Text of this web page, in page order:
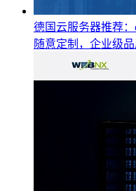
德国云服务器推荐：
随意定制，企业级